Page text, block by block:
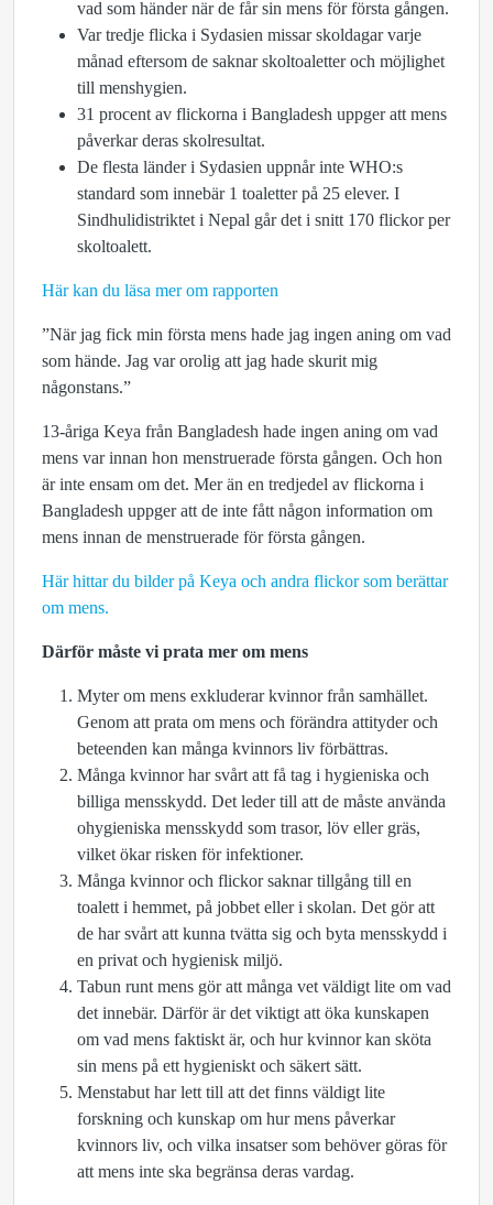
vad som händer när de får sin mens för första gången.
Var tredje flicka i Sydasien missar skoldagar varje
månad eftersom de saknar skoltoaletter och möjlighet
till menshygien.
31 procent av flickorna i Bangladesh uppger att mens
påverkar deras skolresultat.
De flesta länder i Sydasien uppnår inte WHO:s
standard som innebär 1 toaletter på 25 elever. I
Sindhulidistriktet i Nepal går det i snitt 170 flickor per
skoltoalett.
Här kan du läsa mer om rapporten
”När jag fick min första mens hade jag ingen aning om vad
som hände. Jag var orolig att jag hade skurit mig
någonstans.”
13-åriga Keya från Bangladesh hade ingen aning om vad
mens var innan hon menstruerade första gången. Och hon
är inte ensam om det. Mer än en tredjedel av flickorna i
Bangladesh uppger att de inte fått någon information om
mens innan de menstruerade för första gången.
Här hittar du bilder på Keya och andra flickor som berättar
om mens.
Därför måste vi prata mer om mens
Myter om mens exkluderar kvinnor från samhället.
Genom att prata om mens och förändra attityder och
beteenden kan många kvinnors liv förbättras.
Många kvinnor har svårt att få tag i hygieniska och
billiga mensskydd. Det leder till att de måste använda
ohygieniska mensskydd som trasor, löv eller gräs,
vilket ökar risken för infektioner.
Många kvinnor och flickor saknar tillgång till en
toalett i hemmet, på jobbet eller i skolan. Det gör att
de har svårt att kunna tvätta sig och byta mensskydd i
en privat och hygienisk miljö.
Tabun runt mens gör att många vet väldigt lite om vad
det innebär. Därför är det viktigt att öka kunskapen
om vad mens faktiskt är, och hur kvinnor kan sköta
sin mens på ett hygieniskt och säkert sätt.
Menstabut har lett till att det finns väldigt lite
forskning och kunskap om hur mens påverkar
kvinnors liv, och vilka insatser som behöver göras för
att mens inte ska begränsa deras vardag.